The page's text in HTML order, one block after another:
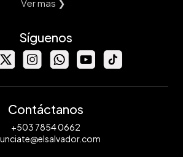
Ver mas ❯
Síguenos
Contáctanos
+503 7854 0662